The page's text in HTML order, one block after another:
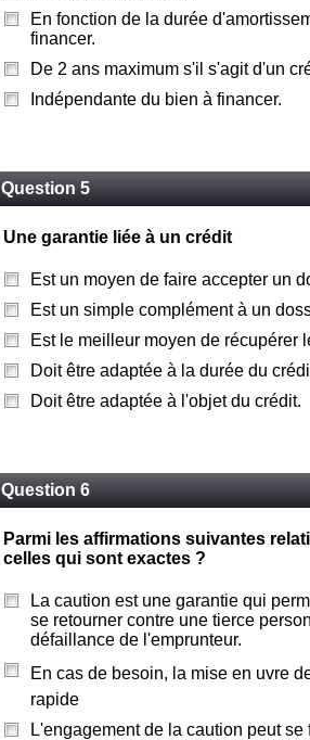
En fonction de la durée
financer.
De 2 ans maximum s'il s'agit d'un
Indépendante du bien à financer.
Question 5
Une garantie liée à un crédit
Est un moyen de faire accepter un
Est un simple complément à un
Est le meilleur moyen de récupérer
Doit être adaptée à la durée du
Doit être adaptée à l'objet du crédit.
Question 6
Parmi les affirmations suivantes
celles qui sont exactes ?
La caution est une garantie qui
se retourner contre une tierce
défaillance de l'emprunteur.
En cas de besoin, la mise en uvre
rapide
L'engagement de la caution peut se